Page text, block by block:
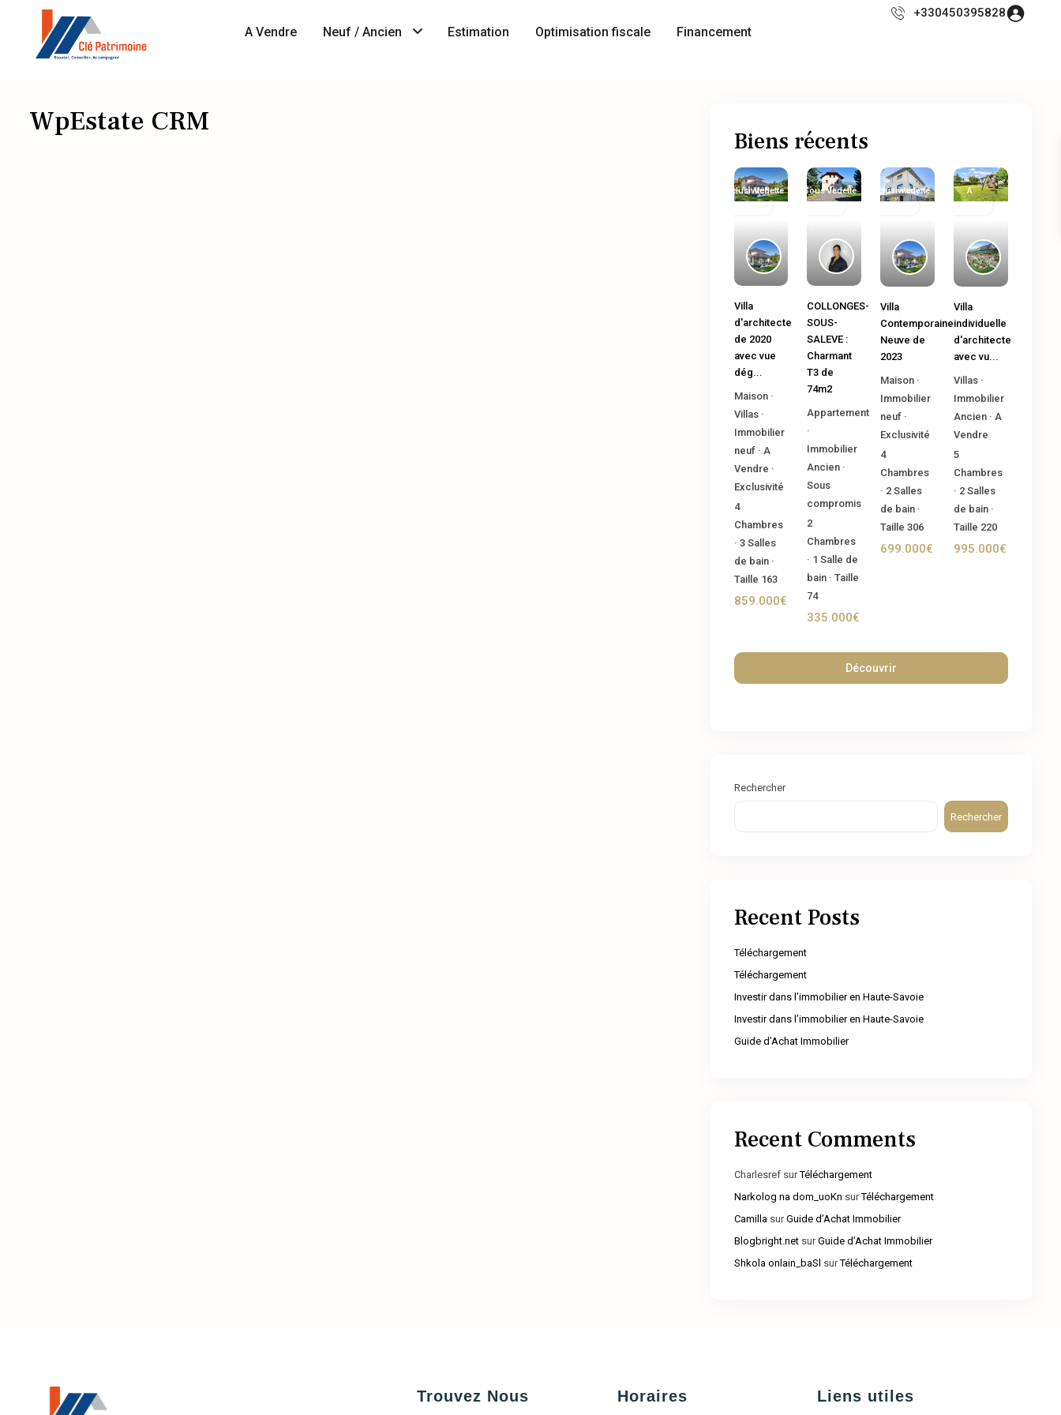
A Vendre Neuf / Ancien Estimation Optimisation fiscale Financement
+330450395828
WpEstate CRM
Biens récents
Vedette
Exclusivité
Villa
d'architecte
de 2020
avec vue
dég...
Maison·
Villas·
Immobilier
neuf· A
Vendre ·
Exclusivité
4
Chambres
· 3Salles
de bain ·
Taille 163
859.000€
Vedette
Immobilier
Sous
COLLONGES-
SOUS-
SALEVE :
Charmant
T3 de
74m2
Appartement
·
Immobilier
Ancien ·
Sous
compromis
2
Chambres
· 1 Salle de
bain · Taille
74
335.000€
Vedette
Immobilier
Exclusivité
Villa
Contemporaine
Neuve de
2023
Maison ·
Immobilier
neuf ·
Exclusivité
4
Chambres
· 2 Salles
de bain ·
Taille306
699.000€
Immobilier
A
Villa
individuelle
d'architecte
avec vu...
Villas ·
Immobilier
Ancien ·A
Vendre
5
Chambres
· 2 Salles
de bain ·
Taille 220
995.000€
Découvrir
Rechercher
Rechercher
Recent Posts
Téléchargement
Téléchargement
Investir dans l’immobilier en Haute-Savoie
Investir dans l’immobilier en Haute-Savoie
Guide d’Achat Immobilier
Recent Comments
CharlesrefsurTéléchargement
Narkolog na dom_uoKn surTéléchargement
CamillasurGuide d’Achat Immobilier
Blogbright.netsurGuide d’Achat Immobilier
Shkola onlain_baSl surTéléchargement
Trouvez Nous Horaires Liens utiles